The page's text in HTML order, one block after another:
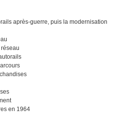
après-guerre, puis la modernisation
réseau
en 1964